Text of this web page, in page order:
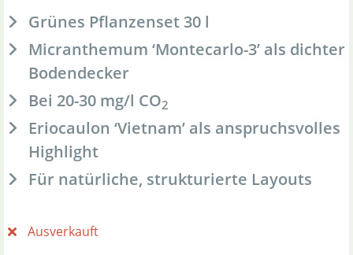
Grünes Pflanzenset 30 l
Micranthemum ‘Montecarlo-3’ als dichter
Bodendecker
Bei 20-30 mg/l CO2
Eriocaulon ‘Vietnam’ als anspruchsvolles
Highlight
Für natürliche, strukturierte Layouts
Ausverkauft